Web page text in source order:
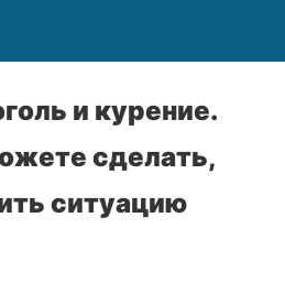
и курение.
сделать,
ситуацию